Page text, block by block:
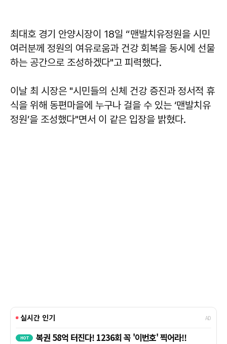
최대호 경기 안양시장이 18일 “맨발치유정원을 시민
여러분께 정원의 여유로움과 건강 회복을 동시에 선물
하는 공간으로 조성하겠다"고 피력했다.
이날 최 시장은 "시민들의 신체 건강 증진과 정서적 휴
식을 위해 동편마을에 누구나 걸을 수 있는 ‘맨발치유
정원’을 조성했다"면서 이 같은 입장을 밝혔다.